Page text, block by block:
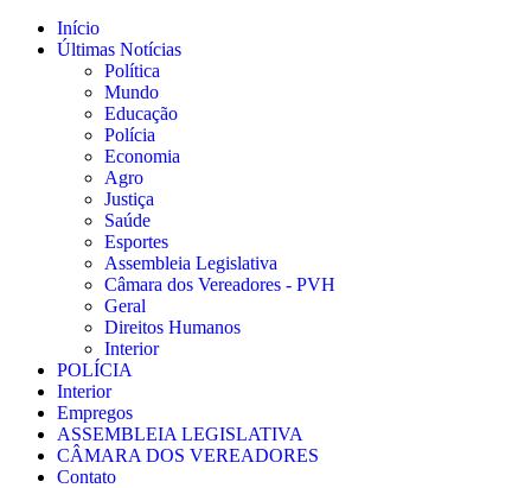
Início
Últimas Notícias
Política
Mundo
Educação
Polícia
Economia
Agro
Justiça
Saúde
Esportes
Assembleia Legislativa
Câmara dos Vereadores - PVH
Geral
Direitos Humanos
Interior
POLÍCIA
Interior
Empregos
ASSEMBLEIA LEGISLATIVA
CÂMARA DOS VEREADORES
Contato